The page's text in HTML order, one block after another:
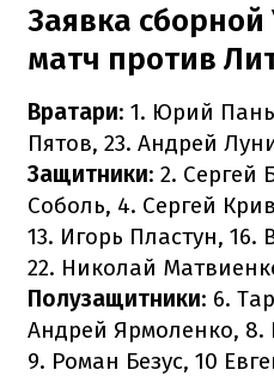
Заявка
матч против
Вратари: 1. Юрий
Пятов, 23. Андрей
Защитники: 2. Сергей
Соболь, 4. Сергей
13. Игорь Пластун,
22. Николай
Полузащитники: 6.
Андрей Ярмоленко,
9. Роман Безус, 10